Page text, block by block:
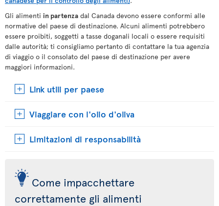
Gli alimenti in partenza dal Canada devono essere conformi alle
normative del paese di destinazione. Alcuni alimenti potrebbero
essere proibiti, soggetti a tasse doganali locali o essere requisiti
dalle autorità; ti consigliamo pertanto di contattare la tua agenzia
di viaggio o il consolato del paese di destinazione per avere
maggiori informazioni.
Link utili per paese
Viaggiare con l'olio d'oliva
Limitazioni di responsabilità
Come impacchettare
correttamente gli alimenti